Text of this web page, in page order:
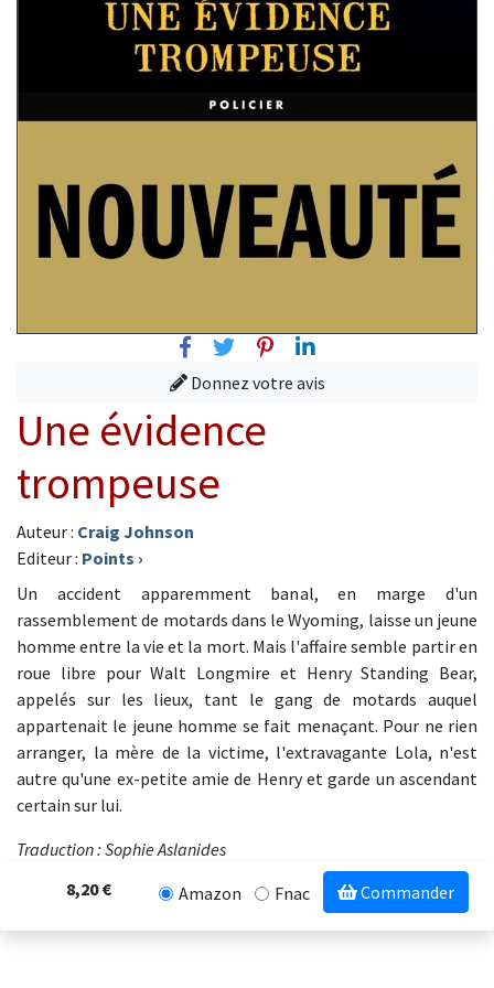
FacebookTwitterPinterest
Linkedin
Donnez votre avis
Une évidence
trompeuse
Auteur : Craig Johnson
Editeur : Points ›
Un accident apparemment banal, en marge d'un
rassemblement de motards dans le Wyoming, laisse un jeune
homme entre la vie et la mort. Mais l'affaire semble partir en
roue libre pour Walt Longmire et Henry Standing Bear,
appelés sur les lieux, tant le gang de motards auquel
appartenait le jeune homme se fait menaçant. Pour ne rien
arranger, la mère de la victime, l'extravagante Lola, n'est
autre qu'une ex-petite amie de Henry et garde un ascendant
certain sur lui.
Traduction : Sophie Aslanides
8,20 €
Amazon Fnac Commander